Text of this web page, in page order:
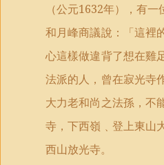
（公元1632年），有一
和月峰商議說：「這裡
心這樣做違背了想在雞
法派的人，曾在寂光寺
大力老和尚之法孫，不
寺，下西嶺﹑登上東山
西山放光寺。